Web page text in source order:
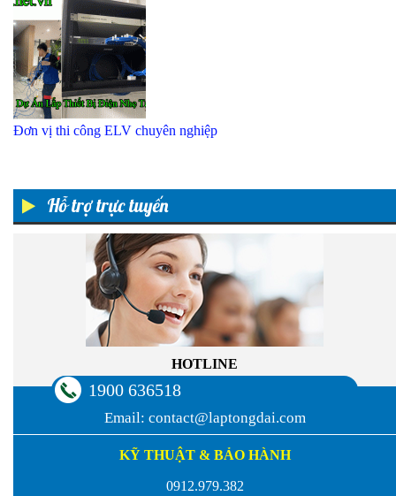
Hỗ trợ trực tuyến
HOTLINE
1900 636518
Email: contact@laptongdai.com
KỸ THUẬT & BẢO HÀNH
0912.979.382
Đơn vị thi công ELV chuyên nghiệp